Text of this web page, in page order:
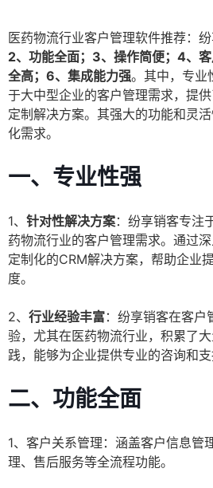
医药物流行业客户管理软件推荐：纷
2、功能全面；3、操作简便；4、
全高；6、集成能力强。其中，专业
于大中型企业的客户管理需求，提
定制解决方案。其强大的功能和灵
化需求。
一、专业性强
1、 针对性解决方案：纷享销客专注
药物流行业的客户管理需求。通过
定制化的CRM解决方案，帮助企业
度。
2、 行业经验丰富：纷享销客在客户
验，尤其在医药物流行业，积累了
践，能够为企业提供专业的咨询和支
二、功能全面
1、客户关系管理：涵盖客户信息管
理、售后服务等全流程功能。